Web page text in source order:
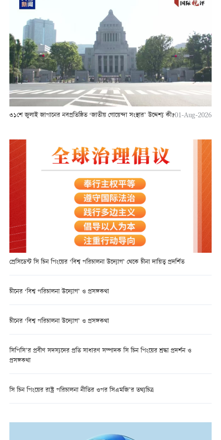
৩১শে জুলাই জাপানের নবপ্রতিষ্ঠিত ‘জাতীয় গোয়েন্দা সংস্থার’ উদ্দেশ্য কী?01-Aug-2026
প্রেসিডেন্ট সি চিন পিংয়ের ‘বিশ্ব পরিচালনা উদ্যোগ’ থেকে চীনা দায়িত্ব প্রদর্শিত
চীনের ‘বিশ্ব পরিচালনা উদ্যোগ’ ও প্রসঙ্গকথা
চীনের ‘বিশ্ব পরিচালনা উদ্যোগ’ ও প্রসঙ্গকথা
সিপিসি’র প্রবীণ সদস্যদের প্রতি সাধারণ সম্পাদক সি চিন পিংয়ের শ্রদ্ধা প্রদর্শন ও
প্রসঙ্গকথা
সি চিন পিংয়ের রাষ্ট্র পরিচালনা নীতির ওপর সিএমজি’র তথ্যচিত্র